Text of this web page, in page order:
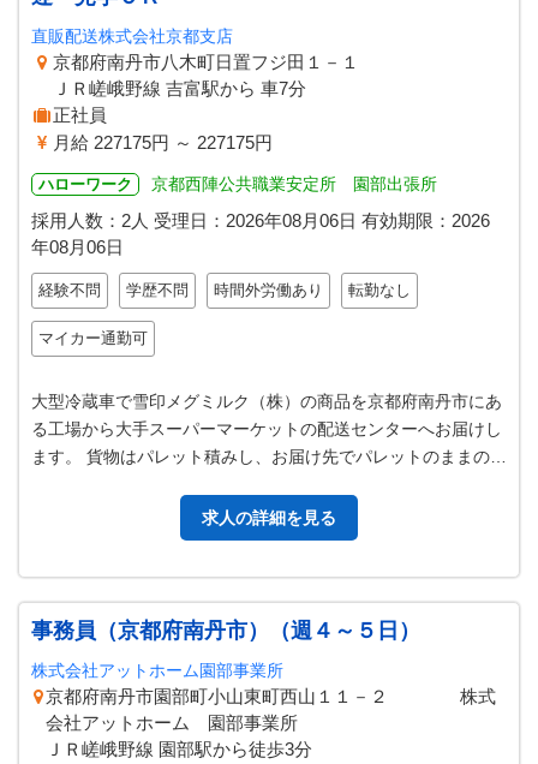
直販配送株式会社京都支店
京都府南丹市八木町日置フジ田１－１
ＪＲ嵯峨野線 吉富駅から 車7分
正社員
月給 227175円 ～ 227175円
ハローワーク 京都西陣公共職業安定所 園部出張所
採用人数：2人 受理日： 2026年08月06日 有効期限： 2026
年08月06日
経験不問 学歴不問 時間外労働あり 転勤なし
マイカー通勤可
大型冷蔵車で雪印メグミルク（株）の商品を京都府南丹市にあ
る工場から大手スーパーマーケットの配送センターへお届けし
ます。 貨物はパレット積みし、お届け先でパレットのままの荷
求人の詳細を見る
事務員（京都府南丹市）（週４～５日）
株式会社アットホーム園部事業所
京都府南丹市園部町小山東町西山１１－２ 株式
会社アットホーム 園部事業所
ＪＲ嵯峨野線 園部駅から徒歩3分